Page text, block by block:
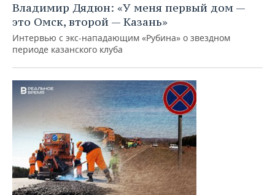
Владимир Дядюн: «У меня первый дом —
это Омск, второй — Казань»
Интервью с экс-нападающим «Рубина» о звездном
периоде казанского клуба